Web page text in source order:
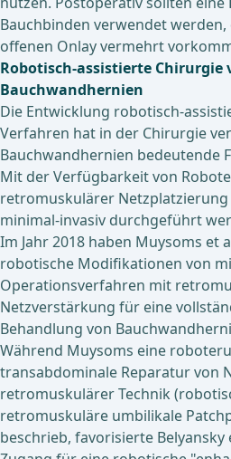
Bauchbinden verwendet werden,
offenen Onlay vermehrt
Robotisch-assistierte Chirurgie
Bauchwandhernien
Die Entwicklung robotisch-
Verfahren hat in der Chirurgie
Bauchwandhernien bedeutende
Mit der Verfügbarkeit von
retromuskulärer
minimal-invasiv durchgeführt
Im Jahr 2018 haben Muysoms et
robotische Modifikationen von
Operationsverfahren mit
Netzverstärkung für eine
Behandlung von
Während Muysoms eine
transabdominale Reparatur von
retromuskulärer Technik
retromuskuläre umbilikale
beschrieb, favorisierte